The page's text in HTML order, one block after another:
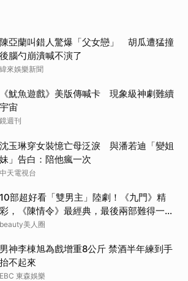
林智
許楠
陳亞蘭叫錯人驚爆「父女戀」 胡瓜遭猛撞
後腦勺崩潰喊不演了
緯來娛樂新聞
《魷魚遊戲》美版傳喊卡 現象級神劇難續
宇宙
鏡週刊
沈玉琳穿女裝憶亡母泛淚 與潘若迪「變姐
妹」告白：陪他瘋一次
中天電視台
10部超好看「雙男主」陸劇！《九門》精
彩，《陳情令》最經典，最後兩部難得一面
倒好評
beauty美人圈
男神李棟旭為戲增重8公斤 禁酒半年練到手
抬不起來
EBC 東森娛樂